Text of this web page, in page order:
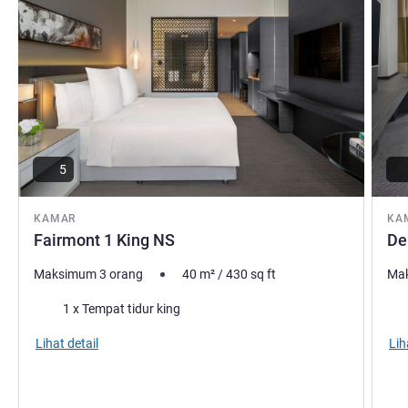
KAMAR
Fairmont 1 King NS
5
Maksimum 3 orang 40 m²/430 sq ft
Selimut1 x Tempat tidur king
Lihat detail